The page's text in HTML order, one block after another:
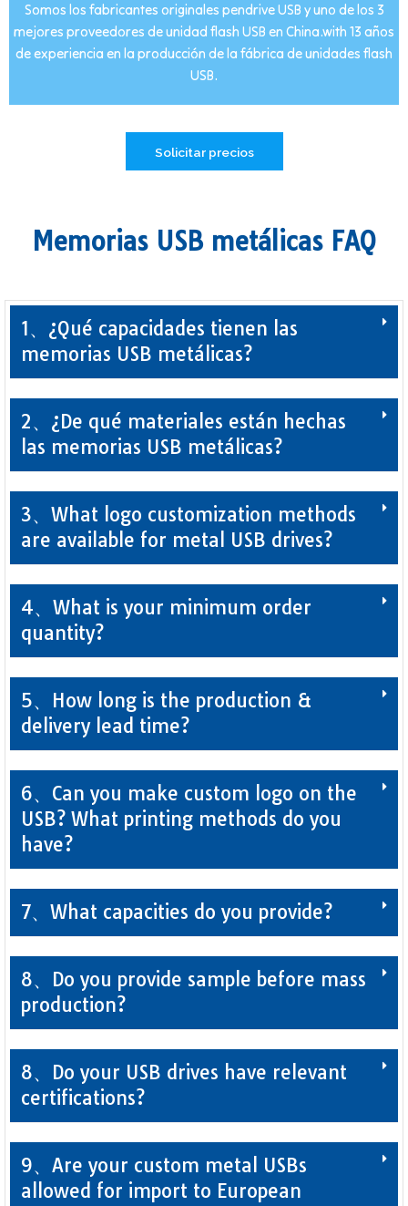
Somos los fabricantes originales pendrive USB y uno de los 3
mejores proveedores de unidad flash USB en China.with 13 años
de experiencia en la producción de la fábrica de unidades flash
USB.
Solicitar precios
Memorias USB metálicas FAQ
1、¿Qué capacidades tienen las
memorias USB metálicas?
2、¿De qué materiales están hechas
las memorias USB metálicas?
3、What logo customization methods
are available for metal USB drives?
4、What is your minimum order
quantity?
5、How long is the production &
delivery lead time?
6、Can you make custom logo on the
USB? What printing methods do you
have?
7、What capacities do you provide?
8、Do you provide sample before mass
production?
8、Do your USB drives have relevant
certifications?
9、Are your custom metal USBs
allowed for import to European